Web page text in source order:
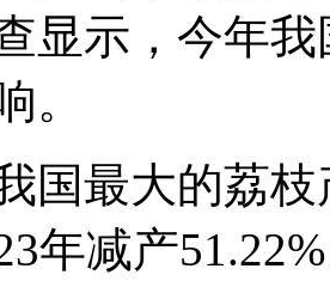
显示，今年
。
国最大的荔
年减产